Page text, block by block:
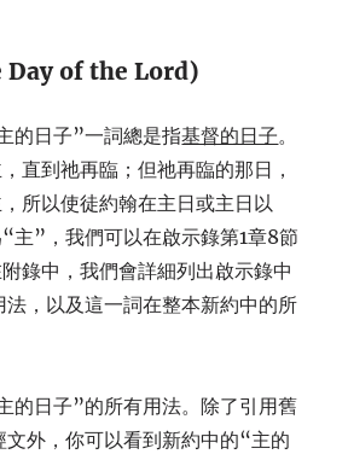
Day of the Lord)
的日子”一詞總是指基督的日子。
直到祂再臨；但祂再臨的那日，
所以使徒約翰在主日或主日以
主”，我們可以在啟示錄第1章8節
錄中，我們會詳細列出啟示錄中
，以及這一詞在整本新約中的所
的日子”的所有用法。除了引用舊
外，你可以看到新約中的“主的